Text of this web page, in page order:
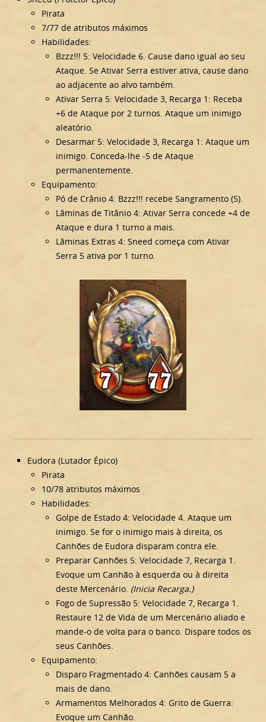
Pirata
7/77 de atributos máximos
Habilidades:
Bzzz!!! 5: Velocidade 6. Cause dano igual ao seu
Ataque. Se Ativar Serra estiver ativa, cause dano
ao adjacente ao alvo também.
Ativar Serra 5: Velocidade 3, Recarga 1: Receba
+6 de Ataque por 2 turnos. Ataque um inimigo
aleatório.
Desarmar 5: Velocidade 3, Recarga 1: Ataque um
inimigo. Conceda-lhe -5 de Ataque
permanentemente.
Equipamento:
Pó de Crânio 4: Bzzz!!! recebe Sangramento (5).
Lâminas de Titânio 4: Ativar Serra concede +4 de
Ataque e dura 1 turno a mais.
Lâminas Extras 4: Sneed começa com Ativar
Serra 5 ativa por 1 turno.
Eudora (Lutador Épico)
Pirata
10/78 atributos máximos
Habilidades:
Golpe de Estado 4: Velocidade 4. Ataque um
inimigo. Se for o inimigo mais à direita, os
Canhões de Eudora disparam contra ele.
Preparar Canhões 5: Velocidade 7, Recarga 1.
Evoque um Canhão à esquerda ou à direita
deste Mercenário. (Inicia Recarga.)
Fogo de Supressão 5: Velocidade 7, Recarga 1.
Restaure 12 de Vida de um Mercenário aliado e
mande-o de volta para o banco. Dispare todos os
seus Canhões.
Equipamento:
Disparo Fragmentado 4: Canhões causam 5 a
mais de dano.
Armamentos Melhorados 4: Grito de Guerra:
Evoque um Canhão.